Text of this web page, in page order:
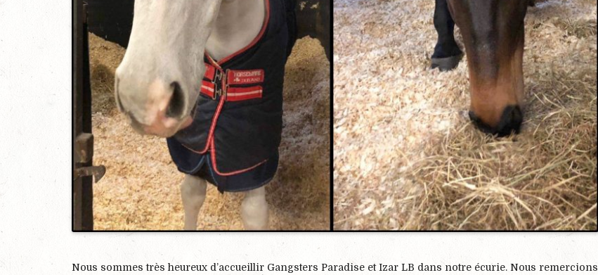
Nous sommes très heureux d’accueillir Gangsters Paradise et Izar LB dans notre écurie. Nous remercions